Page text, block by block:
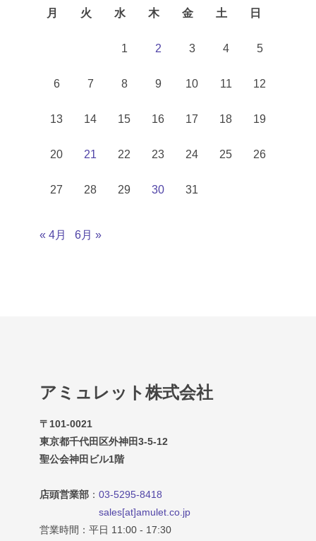
月 火 水 木 金 土 日
1 2 3 4 5
6 7 8 9 10 11 12
13 14 15 16 17 18 19
20 21 22 23 24 25 26
27 28 29 30 31
« 4月 6月 »
アミュレット株式会社
〒101-0021
東京都千代田区外神田3-5-12
聖公会神田ビル1階
店頭営業部 ： 03-5295-8418
sales[at]amulet.co.jp
営業時間：平日 11:00 - 17:30